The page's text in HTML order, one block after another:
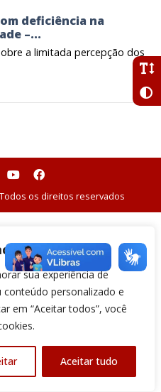
sua experiência de
conteúdo personalizado e
em “Aceitar todos”, você
Aceitar tudo
deficiência na
–...
a limitada percepção dos
os direitos reservados